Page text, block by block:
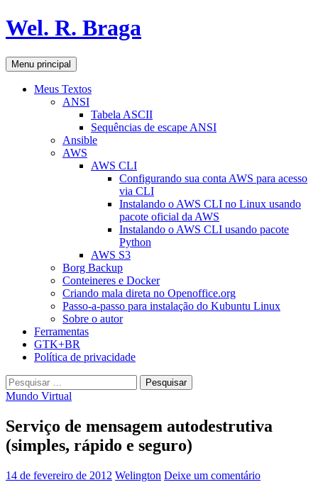
Pular
para
conteúdo
Wel. R. Braga
Pesquisar
Menu principal
Meus Textos
ANSI
Tabela ASCII
Sequências de escape ANSI
Ansible
AWS
AWS CLI
Configurando sua conta AWS para acesso
via CLI
Instalando o AWS CLI no Linux usando
pacote oficial da AWS
Instalando o AWS CLI usando pacote
Python
AWS S3
Borg Backup
Conteineres e Docker
Criando mala direta no Openoffice.org
Passo-a-passo para instalação do Kubuntu Linux
Sobre o autor
Ferramentas
GTK+BR
Política de privacidade
Pesquisar
por:
Mundo Virtual
Serviço de mensagem autodestrutiva
(simples, rápido e seguro)
14 de fevereiro de 2012 Welington Deixe um comentário